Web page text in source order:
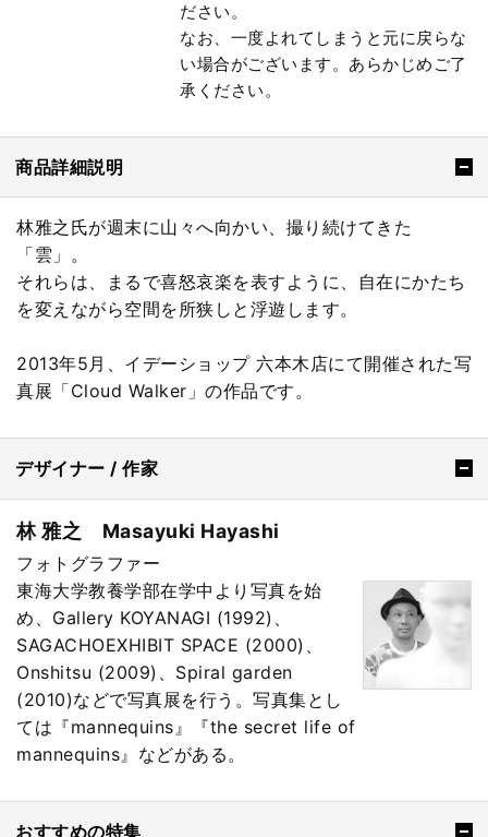
ださい。
なお、一度よれてしまうと元に戻らな
い場合がございます。あらかじめご了
承ください。
商品詳細説明
林雅之氏が週末に山々へ向かい、撮り続けてきた
「雲」。
それらは、まるで喜怒哀楽を表すように、自在にかたち
を変えながら空間を所狭しと浮遊します。
2013年5月、イデーショップ 六本木店にて開催された写
真展「Cloud Walker」の作品です。
デザイナー / 作家
林 雅之 Masayuki Hayashi
フォトグラファー
東海大学教養学部在学中より写真を始
め、Gallery KOYANAGI (1992)、
SAGACHOEXHIBIT SPACE (2000)、
Onshitsu (2009)、Spiral garden
(2010)などで写真展を行う。写真集とし
ては『mannequins』『the secret life of
mannequins』などがある。
おすすめの特集